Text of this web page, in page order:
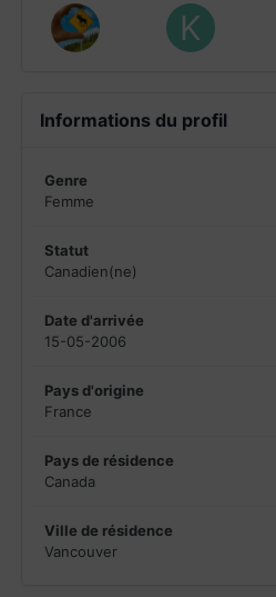
Informations du profil
Genre
Femme
Statut
Canadien(ne)
Date d'arrivée
15-05-2006
Pays d'origine
France
Pays de résidence
Canada
Ville de résidence
Vancouver